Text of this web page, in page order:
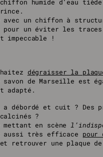
chiffon humide d’eau
avec un chiffon à
pour un éviter les
impeccable !
dégraisser la
savon de Marseille est
adapté.
débordé et cuit ? Des
?
mettant en scène
aussi très efficace pour
et retrouver une plaque de